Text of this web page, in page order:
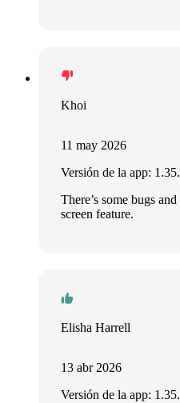
Khoi
11 may 2026
Versión de la app:
There’s some bugs
screen feature.
Elisha Harrell
13 abr 2026
Versión de la app: